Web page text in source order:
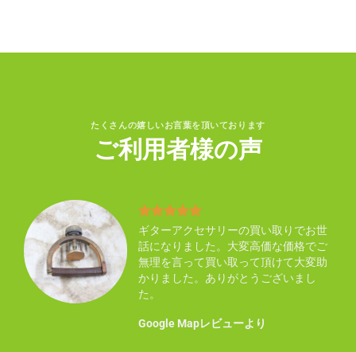
たくさんの嬉しいお言葉を頂いております
ご利用者様の声
ギターアクセサリーの買い取りでお世
話になりました。大変高価な価格でご
無理を言って買い取って頂けて大変助
かりました。ありがとうございまし
た。
Google Mapレビューより